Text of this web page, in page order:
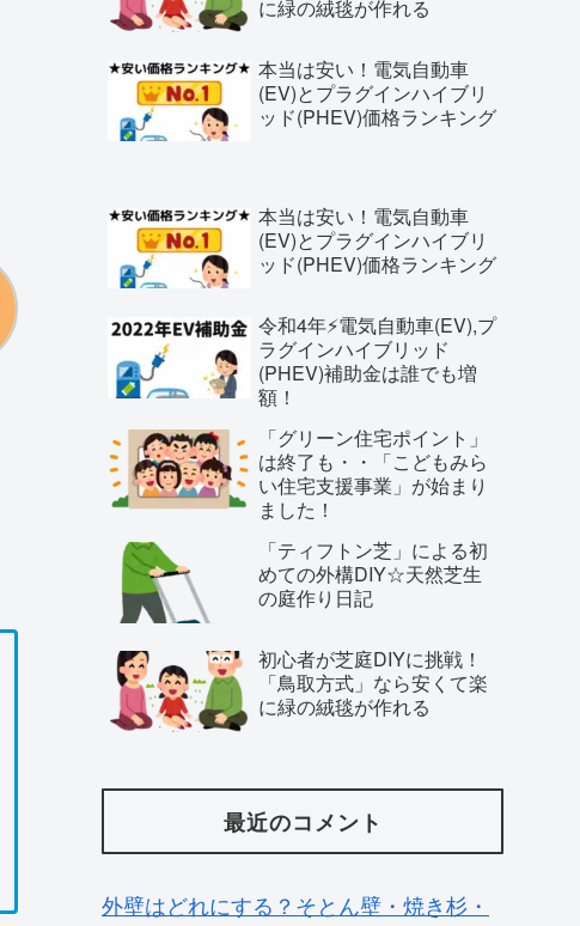
に緑の絨毯が作れる
本当は安い！電気自動車
(EV)とプラグインハイブリ
ッド(PHEV)価格ランキング
本当は安い！電気自動車
(EV)とプラグインハイブリ
ッド(PHEV)価格ランキング
令和4年⚡️電気自動車(EV),プ
ラグインハイブリッド
(PHEV)補助金は誰でも増
額！
「グリーン住宅ポイント」
は終了も・・「こどもみら
い住宅支援事業」が始まり
ました！
「ティフトン芝」による初
めての外構DIY☆天然芝生
の庭作り日記
初心者が芝庭DIYに挑戦！
「鳥取方式」なら安くて楽
に緑の絨毯が作れる
最近のコメント
外壁はどれにする？そとん壁・焼き杉・